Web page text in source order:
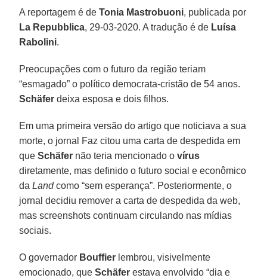
A reportagem é deTonia Mastrobuoni, publicada por
La Repubblica, 29-03-2020. A tradução é de Luísa
Rabolini.
Preocupações com o futuro da região teriam
“esmagado” o político democrata-cristão de 54 anos.
Schäfer deixa esposa e dois filhos.
Em uma primeira versão do artigo que noticiava a sua
morte, o jornal Faz citou uma carta de despedida em
queSchäfer não teria mencionado ovírus
diretamente, mas definido o futuro social e econômico
daLandcomo “sem esperança”. Posteriormente, o
jornal decidiu remover a carta de despedida da web,
mas screenshots continuam circulando nas mídias
sociais.
O governador Bouffier lembrou, visivelmente
emocionado, queSchäfer estava envolvido “dia e